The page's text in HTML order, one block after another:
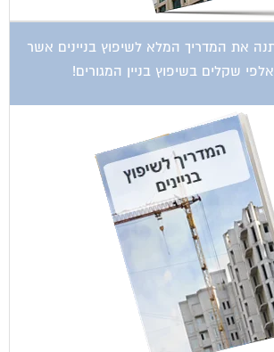
את המדריך המלא לשיפוץ בניינים אשר
שקלים בשיפוץ בניין המגורים!